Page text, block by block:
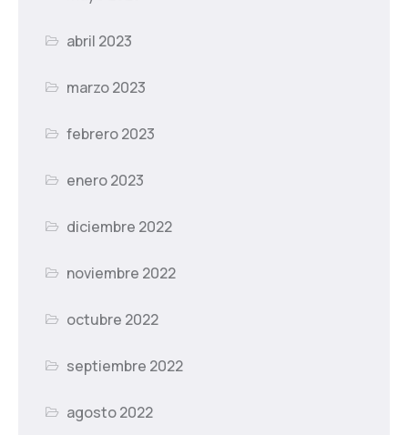
abril 2023
marzo 2023
febrero 2023
enero 2023
diciembre 2022
noviembre 2022
octubre 2022
septiembre 2022
agosto 2022